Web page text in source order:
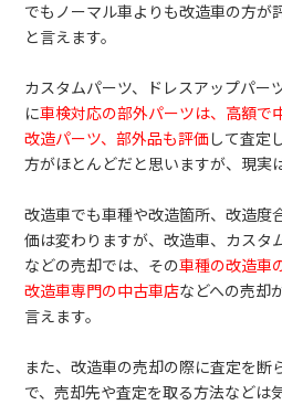
でもノーマル車よりも改造車の方が
と言えます。
カスタムパーツ、ドレスアップパー
に車検対応の部外パーツは、高額で
改造パーツ、部外品も評価 して査定
方がほとんどだと思いますが、現実
改造車でも車種や改造箇所、改造度
価は変わりますが、改造車、カスタ
などの売却では、その車種の改造車
改造車専門の中古車店などへの売却
言えます。
また、改造車の売却の際に査定を断
で、売却先や査定を取る方法などは